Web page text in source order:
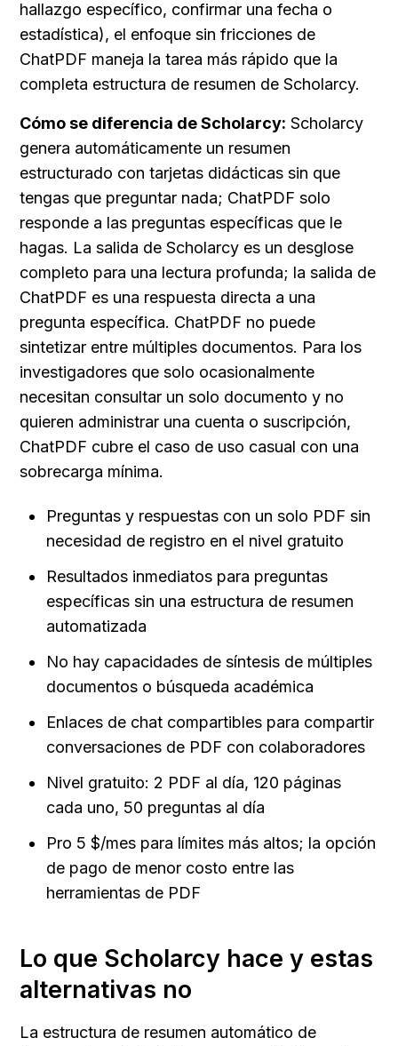
hallazgo específico, confirmar una fecha o
estadística), el enfoque sin fricciones de
ChatPDF maneja la tarea más rápido que la
completa estructura de resumen de Scholarcy.
Cómo se diferencia de Scholarcy: Scholarcy
genera automáticamente un resumen
estructurado con tarjetas didácticas sin que
tengas que preguntar nada; ChatPDF solo
responde a las preguntas específicas que le
hagas. La salida de Scholarcy es un desglose
completo para una lectura profunda; la salida de
ChatPDF es una respuesta directa a una
pregunta específica. ChatPDF no puede
sintetizar entre múltiples documentos. Para los
investigadores que solo ocasionalmente
necesitan consultar un solo documento y no
quieren administrar una cuenta o suscripción,
ChatPDF cubre el caso de uso casual con una
sobrecarga mínima.
Preguntas y respuestas con un solo PDF sin
necesidad de registro en el nivel gratuito
Resultados inmediatos para preguntas
específicas sin una estructura de resumen
automatizada
No hay capacidades de síntesis de múltiples
documentos o búsqueda académica
Enlaces de chat compartibles para compartir
conversaciones de PDF con colaboradores
Nivel gratuito: 2 PDF al día, 120 páginas
cada uno, 50 preguntas al día
Pro 5 $/mes para límites más altos; la opción
de pago de menor costo entre las
herramientas de PDF
Lo que Scholarcy hace y estas
alternativas no
La estructura de resumen automático de